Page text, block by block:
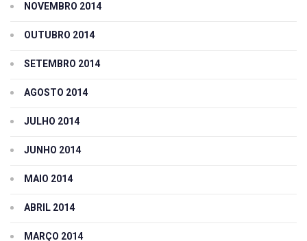
NOVEMBRO 2014
OUTUBRO 2014
SETEMBRO 2014
AGOSTO 2014
JULHO 2014
JUNHO 2014
MAIO 2014
ABRIL 2014
MARÇO 2014